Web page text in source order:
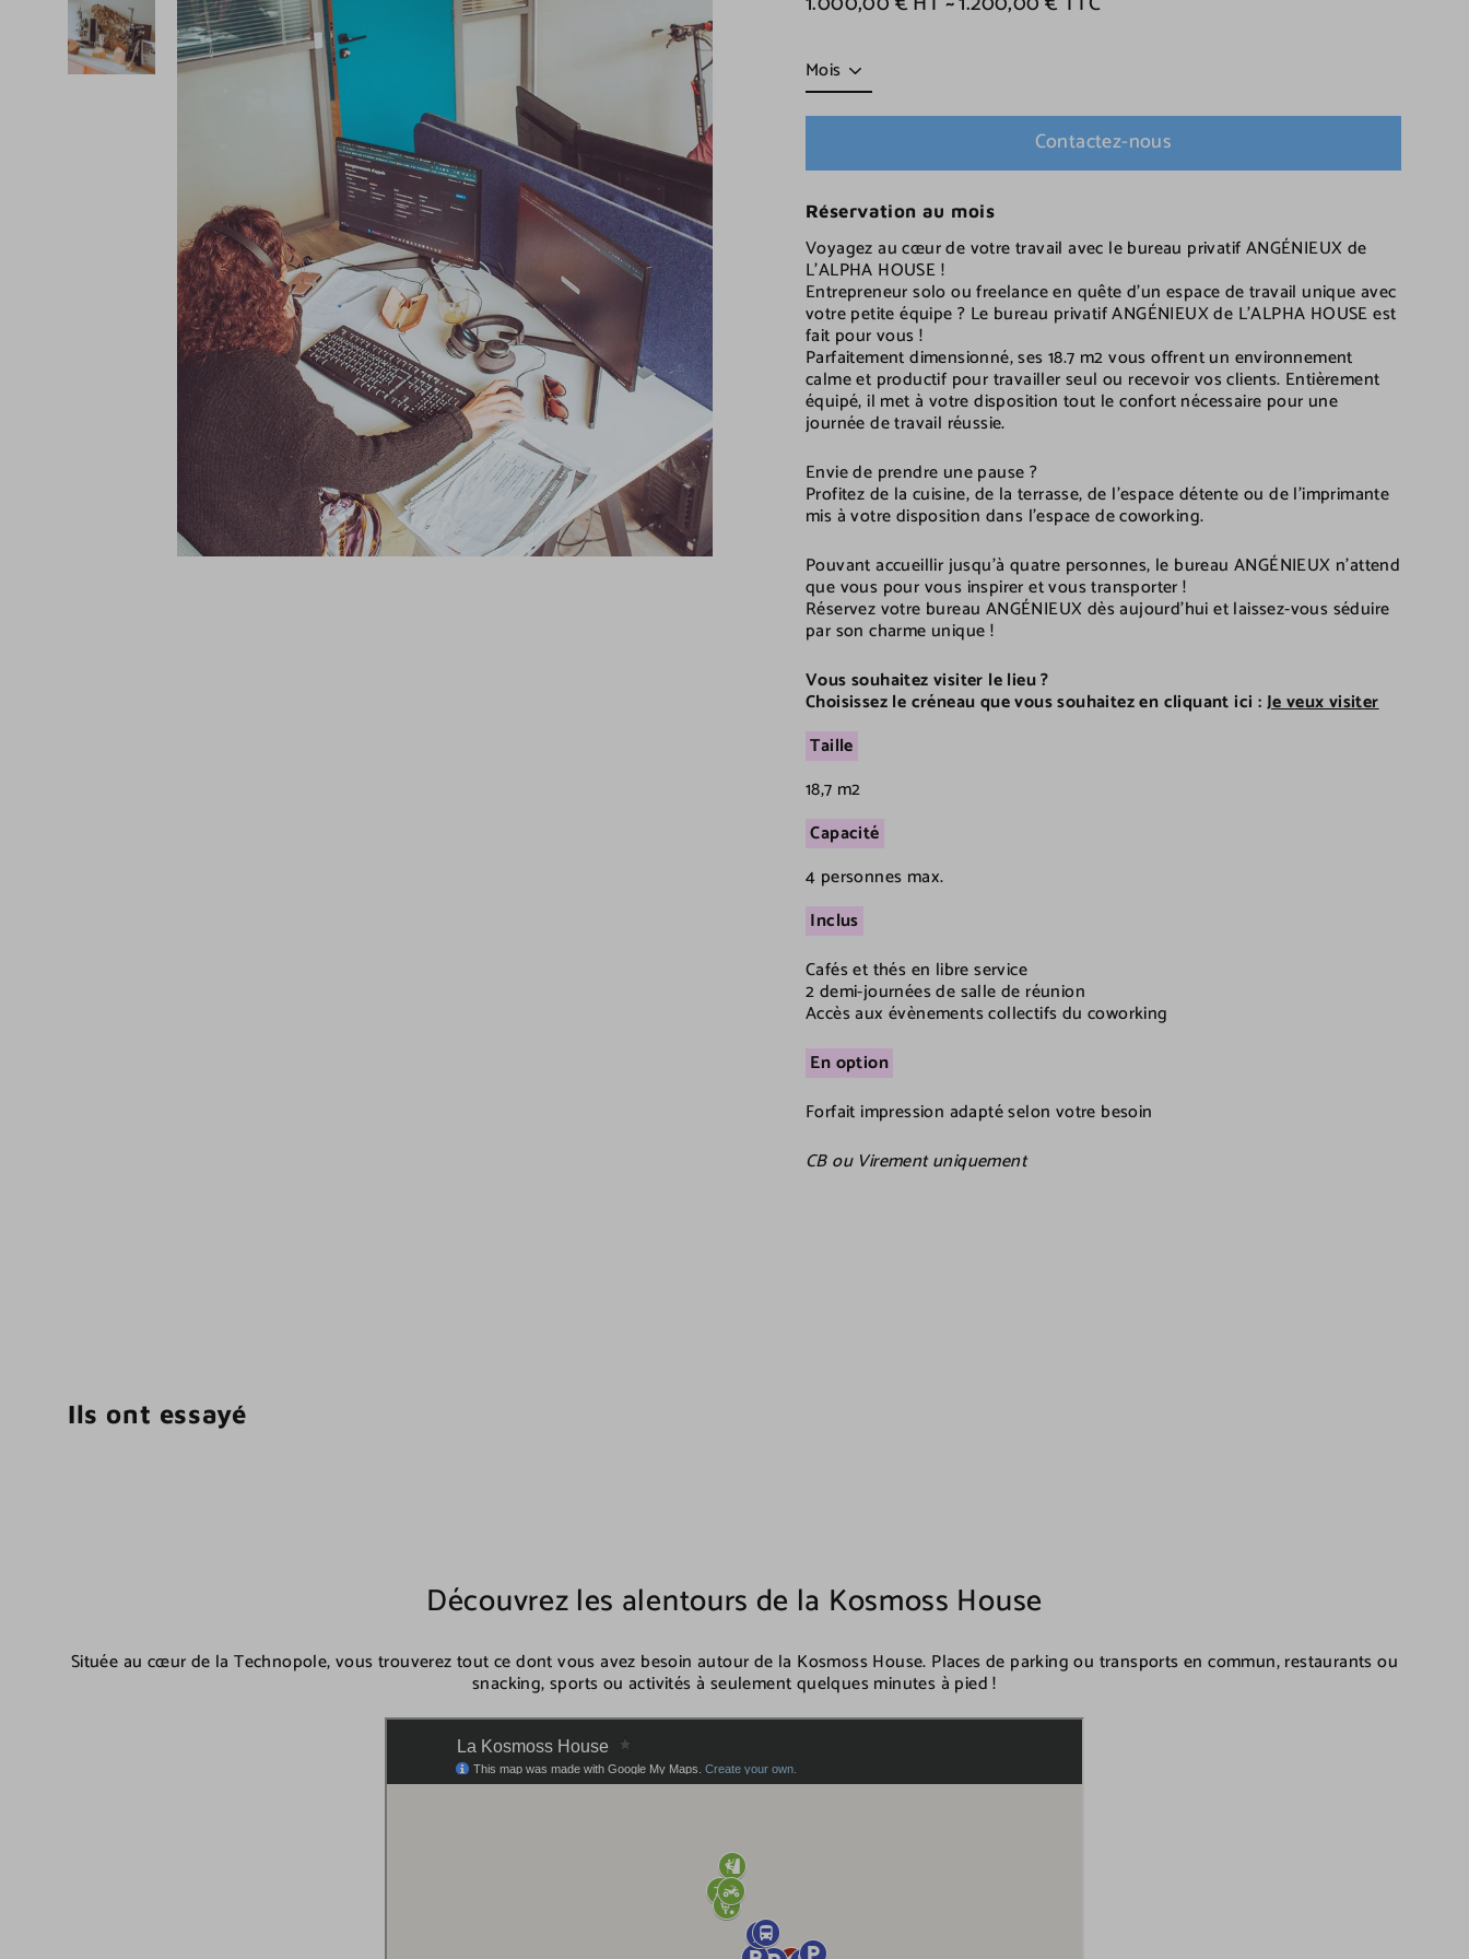
Prix
Title
Contactez-nous
Réservation au mois
Voyagez au cœur de votre travail avec le bureau privatif ANGÉNIEUX de
L’ALPHA HOUSE !
Entrepreneur solo ou freelance en quête d'un espace de travail unique avec
votre petite équipe ? Le bureau privatif ANGÉNIEUX de L’ALPHA HOUSE est
fait pour vous !
Parfaitement dimensionné, ses 18.7 m2 vous offrent un environnement
calme et productif pour travailler seul ou recevoir vos clients. Entièrement
équipé, il met à votre disposition tout le confort nécessaire pour une
journée de travail réussie.
Envie de prendre une pause ?
Profitez de la cuisine, de la terrasse, de l'espace détente ou de l'imprimante
mis à votre disposition dans l'espace de coworking.
Pouvant accueillir jusqu’à quatre personnes, le bureau ANGÉNIEUX n'attend
que vous pour vous inspirer et vous transporter !
Réservez votre bureau ANGÉNIEUX dès aujourd'hui et laissez-vous séduire
par son charme unique !
Vous souhaitez visiter le lieu ?
Choisissez le créneau que vous souhaitez en cliquant ici :Je veux visiter
Taille
18,7 m2
Capacité
4 personnes max.
Inclus
Cafés et thés en libre service
2 demi-journées de salle de réunion
Accès aux évènements collectifs du coworking
En option
Forfait impression adapté selon votre besoin
CB ou Virement uniquement
Ils ont essayé
Découvrez les alentours de la Kosmoss House
Située au cœur de la Technopole, vous trouverez tout ce dont vous avez besoin autour de la Kosmoss House. Places de parking ou transports en commun, restaurants ou
snacking, sports ou activités à seulement quelques minutes à pied !